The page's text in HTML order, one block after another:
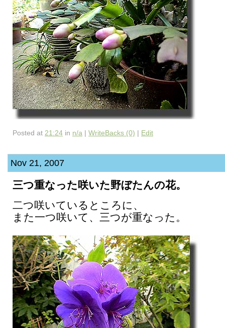
Posted at 21:24 in n/a | WriteBacks (0) | Edit
Nov 21, 2007
三つ重なった咲いた野ぼたんの花。
二つ咲いているところに、
また一つ咲いて、三つが重なった。